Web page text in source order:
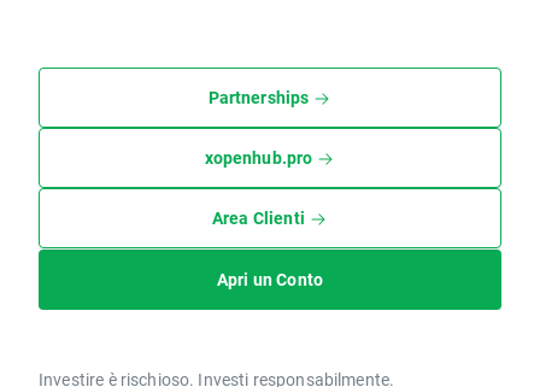
Partnerships
xopenhub.pro
Area Clienti
Apri un Conto
Investire è rischioso. Investi responsabilmente.